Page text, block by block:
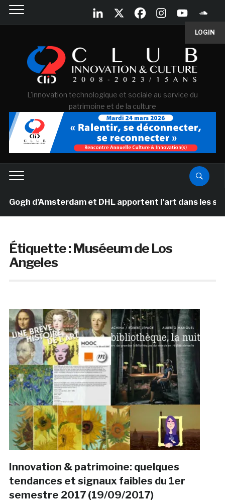
LOGIN
L'innovation technologique et sociale au service du
patrimoine et de la culture
d’Amsterdam et DHL apportent l’art dans les
Étiquette :Muséeum de Los
Angeles
Innovation & patrimoine: quelques
tendances et signaux faibles du 1er
semestre 2017 (19/09/2017)